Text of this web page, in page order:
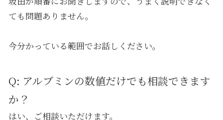
ても問題ありません。
今分かっている範囲でお話しください。
Q: アルブミンの数値だけでも相談できます
か？
はい、ご相談いただけます。